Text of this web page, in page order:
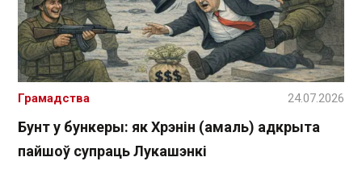
Бунт у бункеры: як Хрэнін (амаль) адкрыта
пайшоў супраць Лукашэнкі
Грамадства 24.07.2026